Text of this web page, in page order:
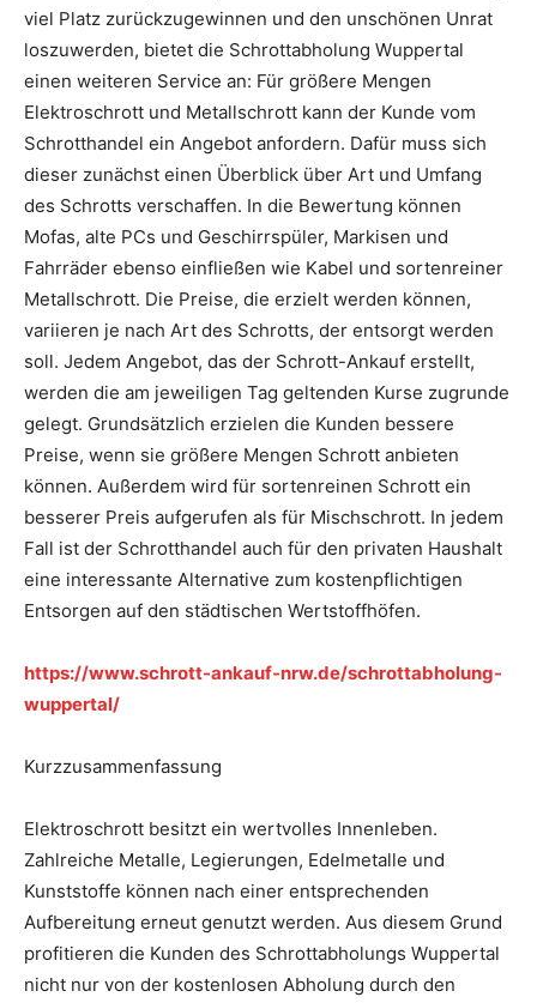
viel Platz zurückzugewinnen und den unschönen Unrat
loszuwerden, bietet die Schrottabholung Wuppertal
einen weiteren Service an: Für größere Mengen
Elektroschrott und Metallschrott kann der Kunde vom
Schrotthandel ein Angebot anfordern. Dafür muss sich
dieser zunächst einen Überblick über Art und Umfang
des Schrotts verschaffen. In die Bewertung können
Mofas, alte PCs und Geschirrspüler, Markisen und
Fahrräder ebenso einfließen wie Kabel und sortenreiner
Metallschrott. Die Preise, die erzielt werden können,
variieren je nach Art des Schrotts, der entsorgt werden
soll. Jedem Angebot, das der Schrott-Ankauf erstellt,
werden die am jeweiligen Tag geltenden Kurse zugrunde
gelegt. Grundsätzlich erzielen die Kunden bessere
Preise, wenn sie größere Mengen Schrott anbieten
können. Außerdem wird für sortenreinen Schrott ein
besserer Preis aufgerufen als für Mischschrott. In jedem
Fall ist der Schrotthandel auch für den privaten Haushalt
eine interessante Alternative zum kostenpflichtigen
Entsorgen auf den städtischen Wertstoffhöfen.
https://www.schrott-ankauf-nrw.de/schrottabholung-
wuppertal/
Kurzzusammenfassung
Elektroschrott besitzt ein wertvolles Innenleben.
Zahlreiche Metalle, Legierungen, Edelmetalle und
Kunststoffe können nach einer entsprechenden
Aufbereitung erneut genutzt werden. Aus diesem Grund
profitieren die Kunden des Schrottabholungs Wuppertal
nicht nur von der kostenlosen Abholung durch den